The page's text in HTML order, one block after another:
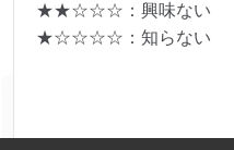
★★☆☆☆：興味ない
★☆☆☆☆：知らない